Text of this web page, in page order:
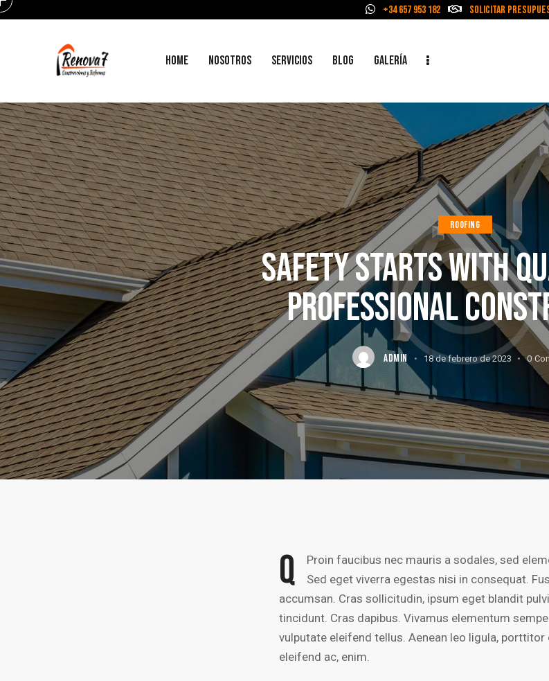
+34 657 953 182 Solicitar
HOME NOSOTROS SERVICIOS BLOG GALERÍA
ROOFING
SAFETY STARTS WITH
PROFESSIONAL
ADMIN 18 de febrero de 2023 0
Q
Proin faucibus nec mauris a sodales, sed
Sed eget viverra egestas nisi in consequat.
accumsan. Cras sollicitudin, ipsum eget blandit
tincidunt. Cras dapibus. Vivamus elementum
vulputate eleifend tellus. Aenean leo ligula, porttitor
eleifend ac, enim.